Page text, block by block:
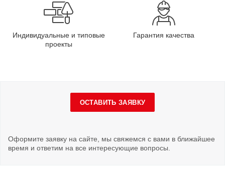
Индивидуальные и типовые
проекты
Гарантия качества
ОСТАВИТЬ ЗАЯВКУ
Оформите заявку на сайте, мы свяжемся с вами в ближайшее
время и ответим на все интересующие вопросы.